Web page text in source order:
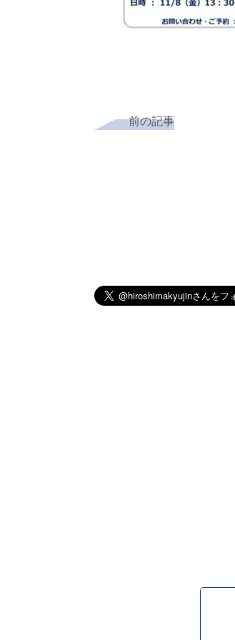
前の記事